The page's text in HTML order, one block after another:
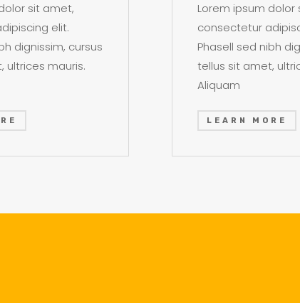
sit amet,
elit.
dignissim, cursus
ultrices mauris.
Lorem ipsum dolor
consectetur
Phasell sed nibh
tellus sit amet,
Aliquam
LEARN MORE